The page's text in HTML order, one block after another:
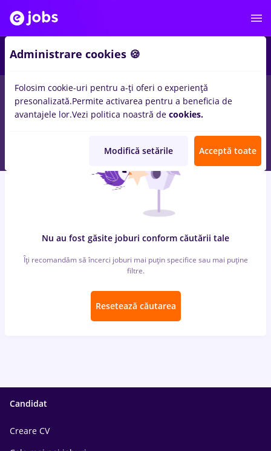
locuri de muncastore manager, Part time inCluj-Napoca
Banci, Medicina / Sanatate
Nu au fost găsite joburi conform căutării tale
Îți recomandăm să încerci joburi mai puțin specifice sau mai puține
filtre.
Resetează căutarea
Candidat
Creare CV
Administrare cookies 🍪
Folosim cookie-uri pentru a-ți oferi o experiență
presonalizată.Permite activarea pentru a beneficia de
avantajele lor.Vezi politica noastră de cookies.
Modifică setările Acceptă toate